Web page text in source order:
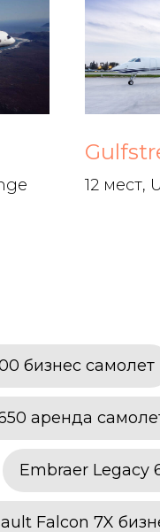
12 мест,
бизнес самолет
аренда
Embraer Legacy
Falcon 7X